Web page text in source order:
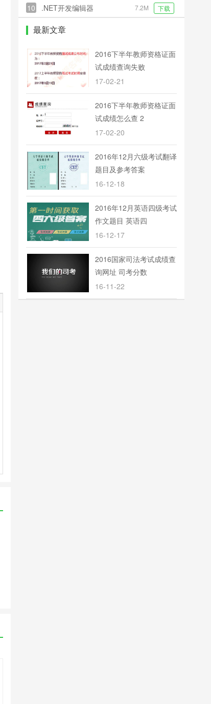
(DisSharp)
10
.NET开发编辑器
(SharpDevelop)
7.2M 下载
最新文章
2016下半年教师资格证面
试成绩查询失败
17-02-21
2016下半年教师资格证面
试成绩怎么查 2
17-02-20
2016年12月六级考试翻译
题目及参考答案
16-12-18
2016年12月英语四级考试
作文题目 英语四
16-12-17
2016国家司法考试成绩查
询网址 司考分数
16-11-22